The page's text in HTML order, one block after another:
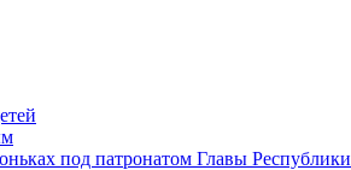
под патронатом Главы